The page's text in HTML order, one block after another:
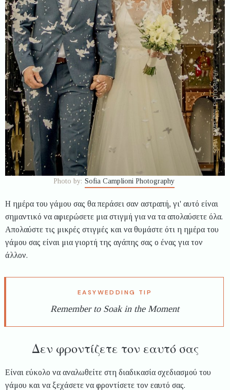
Photo by: Sofia Camplioni Photography
Η ημέρα του γάμου σας θα περάσει σαν αστραπή, γι' αυτό είναι
σημαντικό να αφιερώσετε μια στιγμή για να τα απολαύσετε όλα.
Απολαύστε τις μικρές στιγμές και να θυμάστε ότι η ημέρα του
γάμου σας είναι μια γιορτή της αγάπης σας ο ένας για τον
άλλον.
Remember to Soak in the Moment
Δεν φροντίζετε τον εαυτό σας
Είναι εύκολο να αναλωθείτε στη διαδικασία σχεδιασμού του
γάμου και να ξεχάσετε να φροντίσετε τον εαυτό σας.